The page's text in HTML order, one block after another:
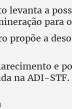
levanta a
para
propõe a
e
na ADI-STF.